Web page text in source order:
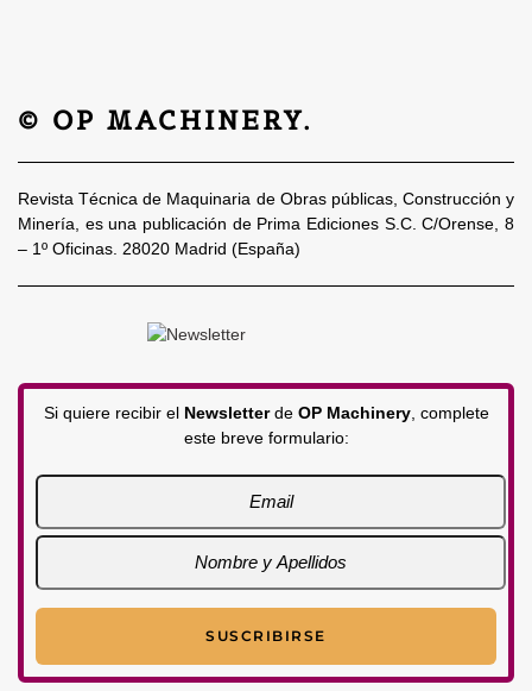
© OP MACHINERY.
Revista Técnica de Maquinaria de Obras públicas, Construcción y
Minería, es una publicación de Prima Ediciones S.C. C/Orense, 8
– 1º Oficinas. 28020 Madrid (España)
Si quiere recibir el Newsletterde OP Machinery, complete
este breve formulario: